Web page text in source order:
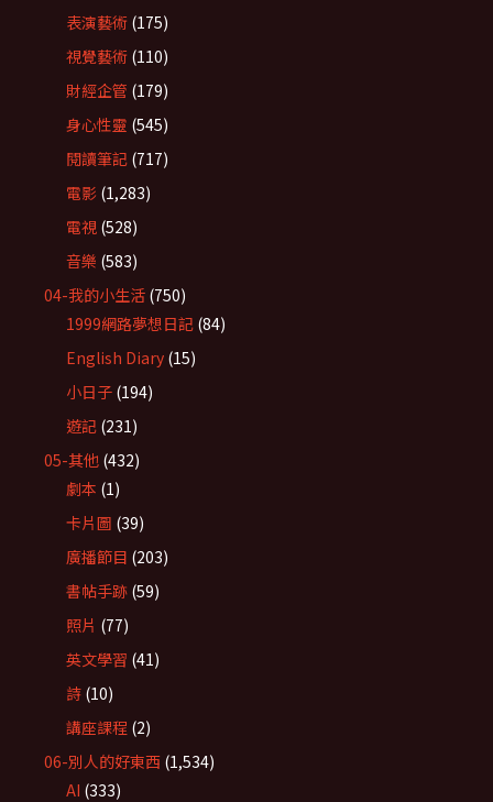
表演藝術 (175)
視覺藝術 (110)
財經企管 (179)
身心性靈 (545)
閱讀筆記 (717)
電影 (1,283)
電視 (528)
音樂 (583)
04-我的小生活 (750)
1999網路夢想日記 (84)
English Diary (15)
小日子 (194)
遊記 (231)
05-其他 (432)
劇本 (1)
卡片圖 (39)
廣播節目 (203)
書帖手跡 (59)
照片 (77)
英文學習 (41)
詩 (10)
講座課程 (2)
06-別人的好東西 (1,534)
AI (333)